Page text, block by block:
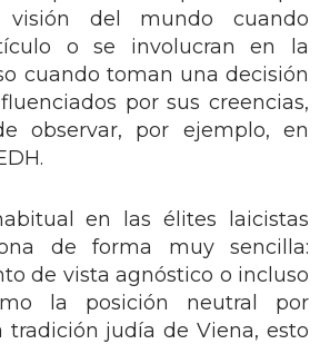
visión del mundo cuando
o se involucran en la
cuando toman una decisión
por sus creencias,
observar, por ejemplo, en
en las élites laicistas
de forma muy sencilla:
de vista agnóstico o incluso
la posición neutral por
tradición judía de Viena, esto